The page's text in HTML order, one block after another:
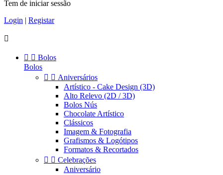
Tem de iniciar sessão
Login | Registar

  Bolos
Bolos
  Aniversários
Artístico - Cake Design (3D)
Alto Relevo (2D / 3D)
Bolos Nús
Chocolate Artístico
Clássicos
Imagem & Fotografia
Grafismos & Logótipos
Formatos & Recortados
  Celebrações
Aniversário